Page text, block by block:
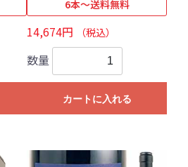
6本～送料無料
14,674円 （税込）
数量
カートに入れる